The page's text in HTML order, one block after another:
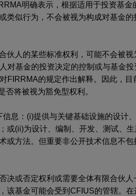
明确表示，根据适用于投资基金
类似行为，不会被视为构成对基金
伙人的某些标准权利，可能不会被视
对基金的投资决定的控制或与基金
FIRRMA的规定作出解释。因此，
将被视为豁免型权利。
息：(i)提供与关键基础设施的设计
或(ii)为设计、编制、开发、测试、
或方法。但重要非公开技术信息不
决或否定权利或需要全体有限合伙
该基金可能会受到CFIUS的管辖。